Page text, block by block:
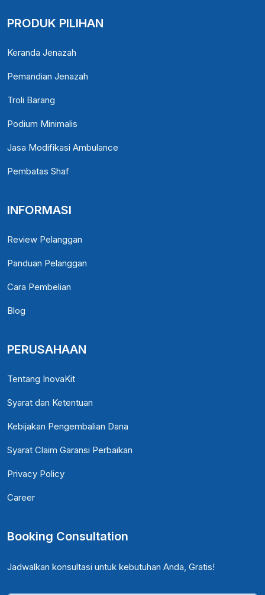
PRODUK PILIHAN
Keranda Jenazah
Pemandian Jenazah
Troli Barang
Podium Minimalis
Jasa Modifikasi Ambulance
Pembatas Shaf
INFORMASI
Review Pelanggan
Panduan Pelanggan
Cara Pembelian
Blog
PERUSAHAAN
Tentang InovaKit
Syarat dan Ketentuan
Kebijakan Pengembalian Dana
Syarat Claim Garansi Perbaikan
Privacy Policy
Career
Booking Consultation
Jadwalkan konsultasi untuk kebutuhan Anda, Gratis!